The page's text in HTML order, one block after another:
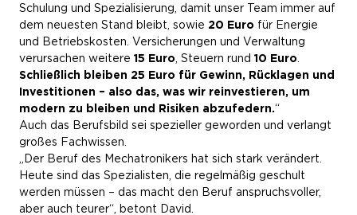
Schulung und Spezialisierung, damit unser Team immer auf
dem neuesten Stand bleibt, sowie 20 Euro für Energie
und Betriebskosten. Versicherungen und Verwaltung
verursachen weitere 15 Euro , Steuern rund 10 Euro
Schließlich bleiben 25 Euro für Gewinn, Rücklagen und
Investitionen – also das, was wir reinvestieren, um
modern zu bleiben und Risiken abzufedern.“
Auch das Berufsbild sei spezieller geworden und verlangt
großes Fachwissen.
„Der Beruf des Mechatronikers hat sich stark verändert.
Heute sind das Spezialisten, die regelmäßig geschult
werden müssen – das macht den Beruf anspruchsvoller,
aber auch teurer“, betont David.